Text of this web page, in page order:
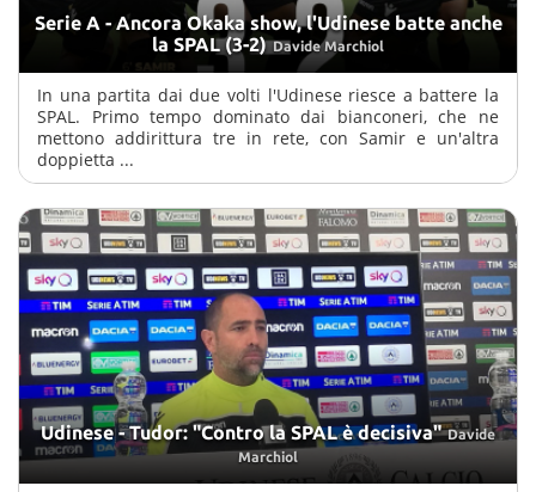
Serie A - Ancora Okaka show, l'Udinese batte anche
la SPAL (3-2) Davide Marchiol
In una partita dai due volti l'Udinese riesce a battere la
SPAL. Primo tempo dominato dai bianconeri, che ne
mettono addirittura tre in rete, con Samir e un'altra
doppietta ...
Udinese - Tudor: "Contro la SPAL è decisiva" Davide
Marchiol